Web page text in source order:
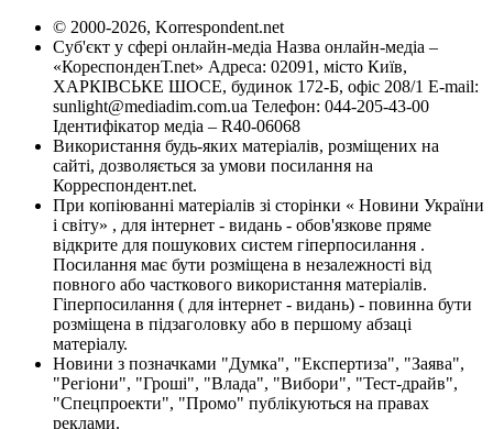
© 2000-2026, Korrespondent.net
Суб'єкт у сфері онлайн-медіа Назва онлайн-медіа –
«КореспонденТ.net» Адреса: 02091, місто Київ,
ХАРКІВСЬКЕ ШОСЕ, будинок 172-Б, офіс 208/1 E-mail:
sunlight@mediadim.com.ua Телефон: 044-205-43-00
Ідентифікатор медіа – R40-06068
Використання будь-яких матеріалів, розміщених на
сайті, дозволяється за умови посилання на
Корреспондент.net.
При копіюванні матеріалів зі сторінки « Новини України
і світу» , для інтернет - видань - обов'язкове пряме
відкрите для пошукових систем гіперпосилання .
Посилання має бути розміщена в незалежності від
повного або часткового використання матеріалів.
Гіперпосилання ( для інтернет - видань) - повинна бути
розміщена в підзаголовку або в першому абзаці
матеріалу.
Новини з позначками "Думка", "Експертиза", "Заява",
"Регіони", "Гроші", "Влада", "Вибори", "Тест-драйв",
"Спецпроекти", "Промо" публікуються на правах
реклами.